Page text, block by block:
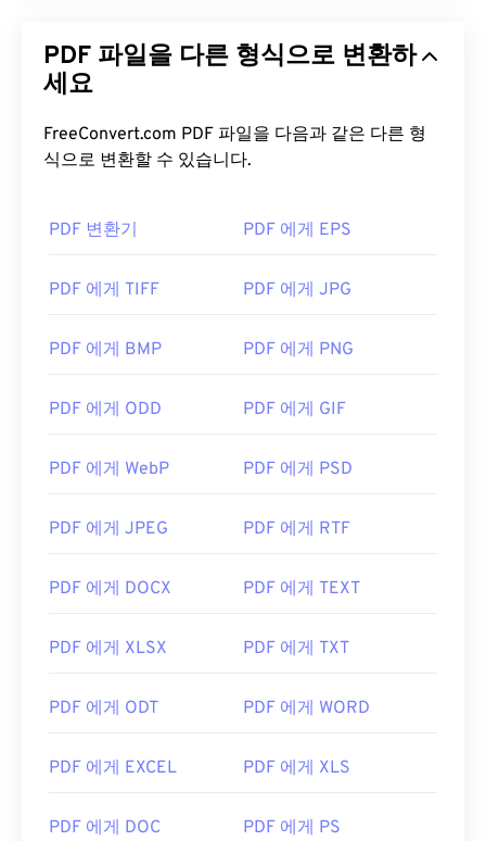
추천합니다. 둘 다 무료입니다.
개발자:
최초 출시:1993년 6월 15일
유용한 링크:
https://acrobat.adobe.com/us/en/why-
PDF 파일을 다른 형식으로 변환하
세요
FreeConvert.com PDF 파일을 다음과 같은 다른 형
식으로 변환할 수 있습니다.
PDF 변환기 PDF 에게 EPS
PDF 에게 TIFF PDF 에게 JPG
PDF 에게 BMP PDF 에게 PNG
PDF 에게 ODD PDF 에게 GIF
PDF 에게 WebP PDF 에게 PSD
PDF 에게 JPEG PDF 에게 RTF
PDF 에게 DOCX PDF 에게 TEXT
PDF 에게 XLSX PDF 에게 TXT
PDF 에게 ODT PDF 에게 WORD
PDF 에게 EXCEL PDF 에게 XLS
PDF 에게 DOC PDF 에게 PS